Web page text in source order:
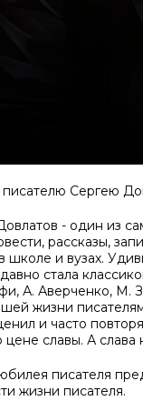
Сергею
- один из
рассказы,
школе и вузах.
стала
А. Аверченко, М.
жизни
и часто
цене славы. А слава
писателя
жизни писателя.